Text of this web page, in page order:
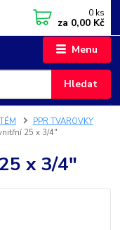
Menu
Hledat
0 ks
za 0,00 Kč
PPR TVAROVKY
25 x 3/4"
x 3/4"